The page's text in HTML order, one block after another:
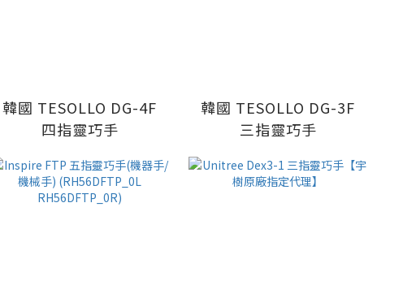
韓國 TESOLLO DG-4F
四指靈巧手
韓國 TESOLLO DG-3F
三指靈巧手